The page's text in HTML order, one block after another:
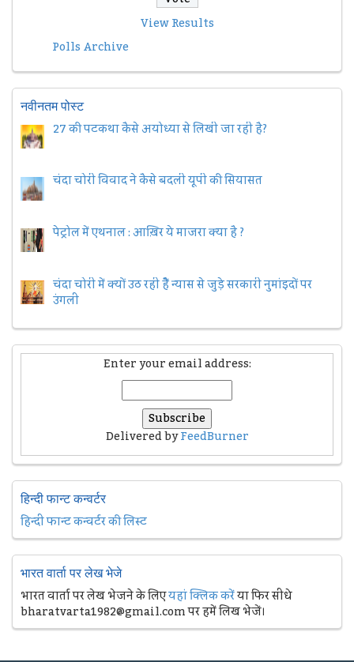
View Results
Polls Archive
नवीनतम पोस्ट
27 की पटकथा कैसे अयोध्या से लिखी जा रही है?
चंदा चोरी विवाद ने कैसे बदली यूपी की सियासत
पेट्रोल में एथनाल : आख़िर ये माजरा क्या है ?
चंदा चोरी में क्यों उठ रही हैैं न्यास से जुड़े सरकारी नुमांइदों पर
उंगली
Enter your email address:
Delivered byFeedBurner
हिन्दी फान्ट कन्वर्टर
हिन्दी फान्ट कन्वर्टर की लिस्ट
भारत वार्ता पर लेख भेजे
भारत वार्ता पर लेख भेजने के लिएयहां क्लिक करेंया फिर सीधे
bharatvarta1982@gmail.com पर हमें लिख भेजें।